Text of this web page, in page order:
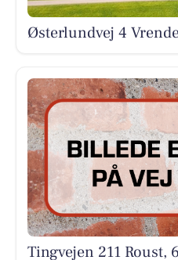
Østerlundvej 4
Tingvejen 211 Roust,